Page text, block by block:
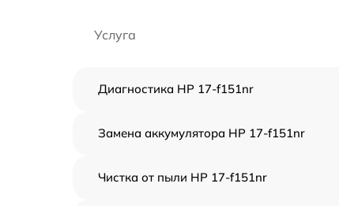
Услуга
Диагностика HP 17-f151nr
Замена аккумулятора HP 17-f151nr
Чистка от пыли HP 17-f151nr